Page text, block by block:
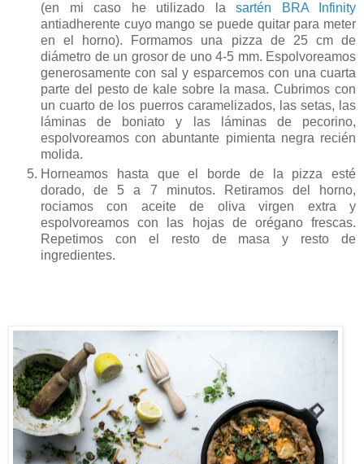
(en mi caso he utilizado la sartén BRA Infinity
antiadherente cuyo mango se puede quitar para meter
en el horno). Formamos una pizza de 25 cm de
diámetro de un grosor de uno 4-5 mm. Espolvoreamos
generosamente con sal y esparcemos con una cuarta
parte del pesto de kale sobre la masa. Cubrimos con
un cuarto de los puerros caramelizados, las setas, las
láminas de boniato y las láminas de pecorino,
espolvoreamos con abuntante pimienta negra recién
molida.
Horneamos hasta que el borde de la pizza esté
dorado, de 5 a 7 minutos. Retiramos del horno,
rociamos con aceite de oliva virgen extra y
espolvoreamos con las hojas de orégano frescas.
Repetimos con el resto de masa y resto de
ingredientes.